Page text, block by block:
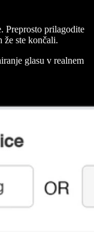
Preprosto prilagodite
že ste končali.
glasu v realnem